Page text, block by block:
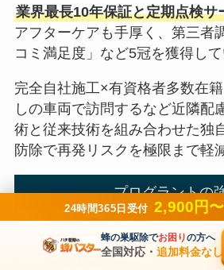
業界最長10年保証と定期点検サ
アフターケアも手厚く、第三者
コミ満足度」など5冠を獲得して
完全自社施工×有資格者多数在
しの車両で訪問するなど近隣配
術と従来技術を組み合わせた独
防除で再発リスクを極限まで軽
プログラントの
調査・見積完全無料×最短
の迅速対応
24時間365日受付 2,900円〜
蜂の巣駆除でお困りの方へ
全国対応・追加料金なし